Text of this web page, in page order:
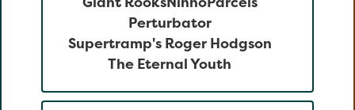
Perturbator
Supertramp's Roger Hodgson
The Eternal Youth